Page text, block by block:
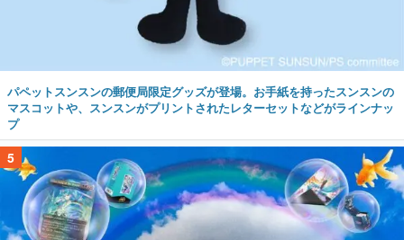
パペットスンスンの郵便局限定グッズが登場。お手紙を持ったスンスンの
マスコットや、スンスンがプリントされたレターセットなどがラインナッ
プ
5